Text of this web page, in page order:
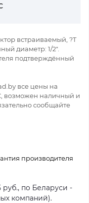
встраиваемый, ?Т
диаметр: 1/2".
подтверждённый
все цены на
возможен наличный и
сообщайте
производителя
по Беларуси -
компаний).